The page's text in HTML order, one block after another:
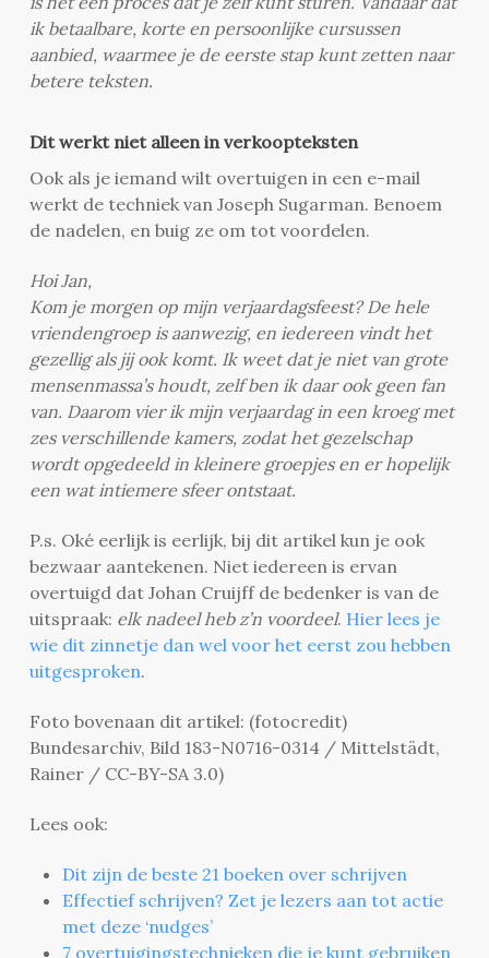
ik betaalbare, korte en persoonlijke cursussen
aanbied, waarmee je de eerste stap kunt zetten naar
betere teksten.
Dit werkt niet alleen in verkoopteksten
Ook als je iemand wilt overtuigen in een e-mail
werkt de techniek van Joseph Sugarman. Benoem
de nadelen, en buig ze om tot voordelen.
Hoi Jan,
Kom je morgen op mijn verjaardagsfeest? De hele
vriendengroep is aanwezig, en iedereen vindt het
gezellig als jij ook komt. Ik weet dat je niet van grote
mensenmassa’s houdt, zelf ben ik daar ook geen fan
van. Daarom vier ik mijn verjaardag in een kroeg met
zes verschillende kamers, zodat het gezelschap
wordt opgedeeld in kleinere groepjes en er hopelijk
een wat intiemere sfeer ontstaat.
P.s. Oké eerlijk is eerlijk, bij dit artikel kun je ook
bezwaar aantekenen. Niet iedereen is ervan
overtuigd dat Johan Cruijff de bedenker is van de
uitspraak: elk nadeel heb z’n voordeel. Hier lees je
wie dit zinnetje dan wel voor het eerst zou hebben
uitgesproken.
Foto bovenaan dit artikel: (fotocredit)
Bundesarchiv, Bild 183-N0716-0314 / Mittelstädt,
Rainer / CC-BY-SA 3.0)
Lees ook:
Dit zijn de beste 21 boeken over schrijven
Effectief schrijven? Zet je lezers aan tot actie
met deze ‘nudges’
7 overtuigingstechnieken die je kunt gebruiken